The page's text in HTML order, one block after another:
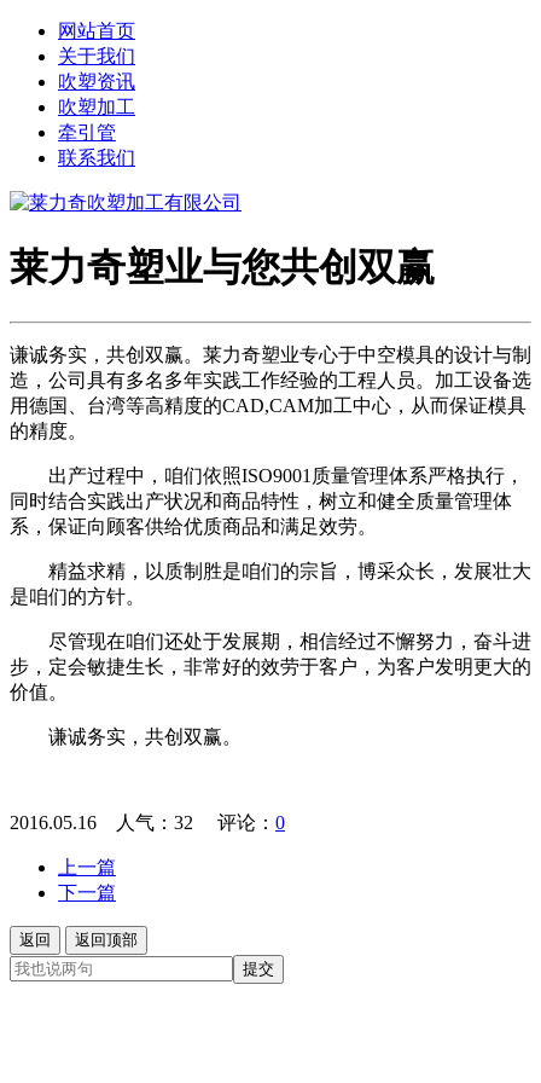
网站首页
关于我们
吹塑资讯
吹塑加工
牵引管
联系我们
莱力奇塑业与您共创双赢
谦诚务实，共创双赢。莱力奇塑业专心于中空模具的设计与制
造，公司具有多名多年实践工作经验的工程人员。加工设备选
用德国、台湾等高精度的CAD,CAM加工中心，从而保证模具
的精度。
出产过程中，咱们依照ISO9001质量管理体系严格执行，
同时结合实践出产状况和商品特性，树立和健全质量管理体
系，保证向顾客供给优质商品和满足效劳。
精益求精，以质制胜是咱们的宗旨，博采众长，发展壮大
是咱们的方针。
尽管现在咱们还处于发展期，相信经过不懈努力，奋斗进
步，定会敏捷生长，非常好的效劳于客户，为客户发明更大的
价值。
谦诚务实，共创双赢。
2016.05.16 人气： 32 评论： 0
上一篇
下一篇
返回
返回顶部
提交